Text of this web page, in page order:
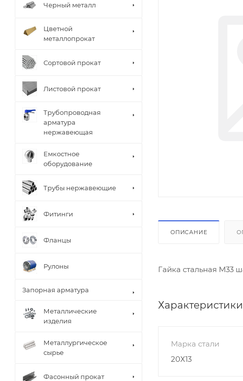
ОПИСАНИЕ
Гайка стальная М33
Характеристики
Марка стали
20Х13
Черный металл
Цветной
металлопрокат
Сортовой прокат
Листовой прокат
Трубопроводная
арматура
нержавеющая
Емкостное
оборудование
Трубы нержавеющие
Фитинги
Фланцы
Рулоны
Запорная арматура
Металлические
изделия
Металлургическое
сырье
Фасонный прокат